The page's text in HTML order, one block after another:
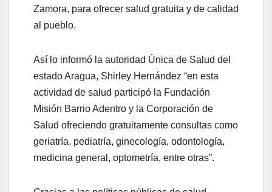
Zamora, para ofrecer salud gratuita y de calidad
al pueblo.
Así lo informó la autoridad Única de Salud del
estado Aragua, Shirley Hernández “en esta
actividad de salud participó la Fundación
Misión Barrio Adentro y la Corporación de
Salud ofreciendo gratuitamente consultas como
geriatría, pediatría, ginecología, odontología,
medicina general, optometría, entre otras”.